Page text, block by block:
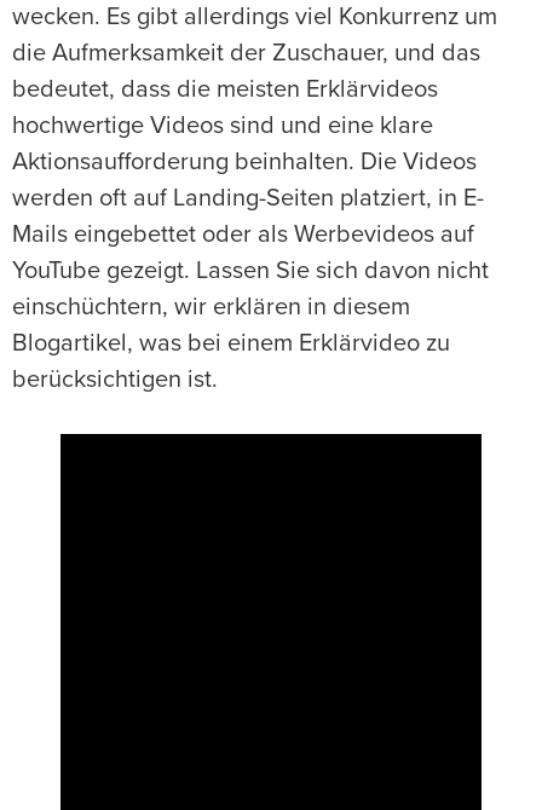
wecken. Es gibt allerdings viel Konkurrenz um
die Aufmerksamkeit der Zuschauer, und das
bedeutet, dass die meisten Erklärvideos
hochwertige Videos sind und eine klare
Aktionsaufforderung beinhalten. Die Videos
werden oft auf Landing-Seiten platziert, in E-
Mails eingebettet oder als Werbevideos auf
YouTube gezeigt. Lassen Sie sich davon nicht
einschüchtern, wir erklären in diesem
Blogartikel, was bei einem Erklärvideo zu
berücksichtigen ist.